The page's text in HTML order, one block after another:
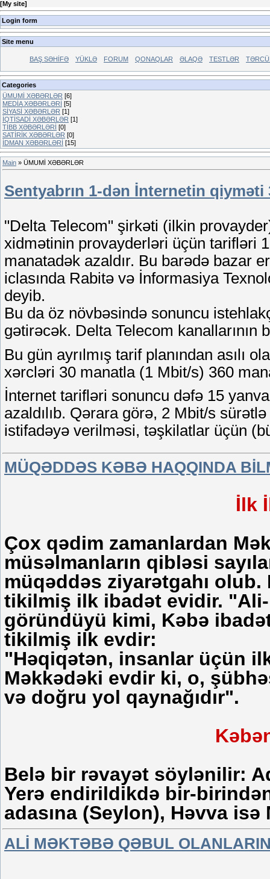
[My site]
Login form
Site menu
BAŞ SƏHİFƏ YÜKLƏ FORUM QONAQLAR ƏLAQƏ TESTLƏR
Categories
ÜMUMİ XƏBƏRLƏR [6]
MEDİA XƏBƏRLƏRİ [5]
SİYASİ XƏBƏRLƏR [1]
İQTİSADİ XƏBƏRLƏR [1]
TİBB XƏBƏRLƏRİ [0]
SATİRİK XƏBƏRLƏR [0]
İDMAN XƏBƏRLƏRİ [15]
Main » ÜMUMİ XƏBƏRLƏR
Sentyabrın 1-dən İnternetin qiyməti
"Delta Telecom" şirkəti (ilkin
xidmətinin provayderləri üçün tarifləri
manatadək azaldır. Bu barədə bazar
iclasında Rabitə və İnformasiya
deyib.
Bu da öz növbəsində sonuncu
gətirəcək. Delta Telecom kanallarının
Bu gün ayrılmış tarif planından asılı
xərcləri 30 manatla (1 Mbit/s) 360
İnternet tarifləri sonuncu dəfə 15
azaldılıb. Qərara görə, 2 Mbit/s
istifadəyə verilməsi, təşkilatlar üçün
MÜQƏDDƏS KƏBƏ HAQQINDA
İlk
Çox qədim zamanlardan
müsəlmanların qibləsi
müqəddəs ziyarətgahı
tikilmiş ilk ibadət evidir.
göründüyü kimi, Kəbə
tikilmiş ilk evdir:
"Həqiqətən, insanlar üçün
Məkkədəki evdir ki, o,
və doğru yol qaynağıdır".
Belə bir rəvayət söylənilir:
Yerə endirildikdə bir-
adasına (Seylon), Həvva
ALİ MƏKTƏBƏ QƏBUL OLANLARIN